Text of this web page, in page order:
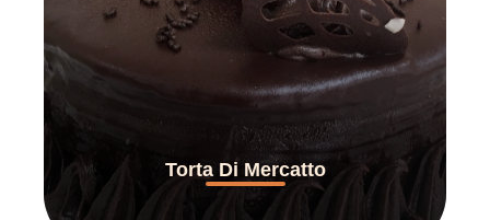
Torta Di Mercatto